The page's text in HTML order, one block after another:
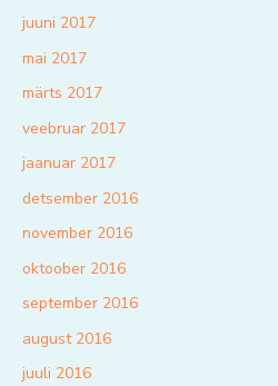
juuni 2017
mai 2017
märts 2017
veebruar 2017
jaanuar 2017
detsember 2016
november 2016
oktoober 2016
september 2016
august 2016
juuli 2016